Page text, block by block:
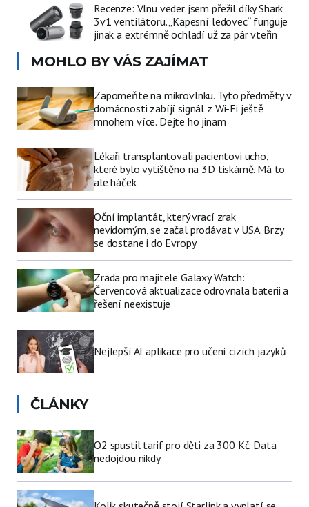
Recenze: Vlnu veder jsem přežil díky Shark
3v1 ventilátoru. „Kapesní ledovec“ funguje
jinak a extrémně ochladí už za pár vteřin
MOHLO BY VÁS ZAJÍMAT
Zapomeňte na mikrovlnku. Tyto předměty v
domácnosti zabíjí signál z Wi-Fi ještě
mnohem více. Dejte ho jinam
Lékaři transplantovali pacientovi ucho,
které bylo vytištěno na 3D tiskárně. Má to
ale háček
Oční implantát, který vrací zrak
nevidomým, se začal prodávat v USA. Brzy
se dostane i do Evropy
Zrada pro majitele Galaxy Watch:
Červencová aktualizace odrovnala baterii a
řešení neexistuje
Nejlepší AI aplikace pro učení cizích jazyků
ČLÁNKY
O2 spustil tarif pro děti za 300 Kč. Data
nedojdou nikdy